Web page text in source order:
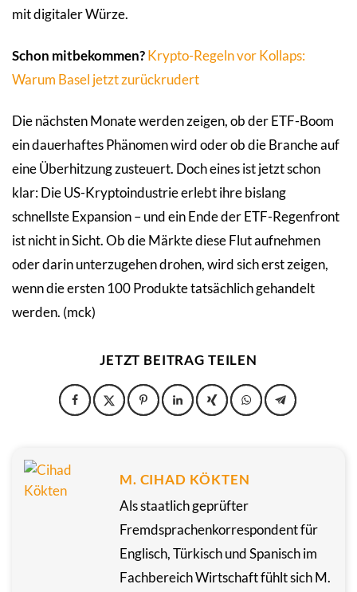
mit digitaler Würze.
Schon mitbekommen?Krypto-Regeln vor Kollaps:
Warum Basel jetzt zurückrudert
Die nächsten Monate werden zeigen, ob der ETF-Boom
ein dauerhaftes Phänomen wird oder ob die Branche auf
eine Überhitzung zusteuert. Doch eines ist jetzt schon
klar: Die US-Kryptoindustrie erlebt ihre bislang
schnellste Expansion – und ein Ende der ETF-Regenfront
ist nicht in Sicht. Ob die Märkte diese Flut aufnehmen
oder darin unterzugehen drohen, wird sich erst zeigen,
wenn die ersten 100 Produkte tatsächlich gehandelt
werden. (mck)
JETZT BEITRAG TEILEN
M. CIHAD KÖKTEN
Als staatlich geprüfter
Fremdsprachenkorrespondent für
Englisch, Türkisch und Spanisch im
Fachbereich Wirtschaft fühlt sich M.